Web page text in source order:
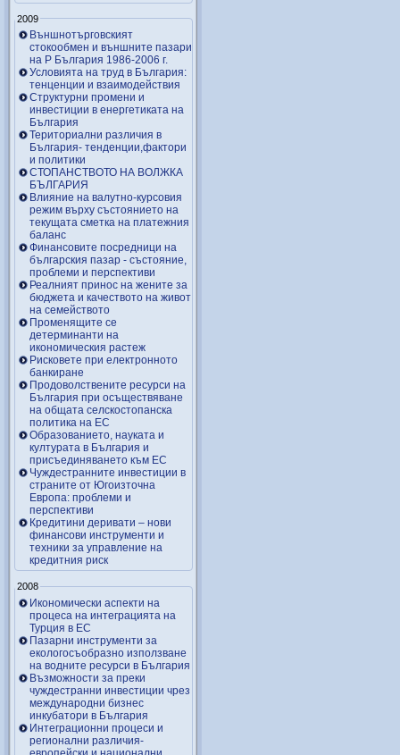
2009
Външнотърговският
стокообмен и външните пазари
на Р България 1986-2006 г.
Условията на труд в България:
тенценции и взаимодействия
Структурни промени и
инвестиции в енергетиката на
България
Териториални различия в
България- тенденции,фактори
и политики
СТОПАНСТВОТО НА ВОЛЖКА
БЪЛГАРИЯ
Влияние на валутно-курсовия
режим върху състоянието на
текущата сметка на платежния
баланс
Финансовите посредници на
българския пазар - състояние,
проблеми и перспективи
Реалният принос на жените за
бюджета и качеството на живот
на семейството
Променящите се
детерминанти на
икономическия растеж
Рисковете при електронното
банкиране
Продоволствените ресурси на
България при осъществяване
на общата селскостопанска
политика на ЕС
Образованието, науката и
културата в България и
присъединяването към ЕС
Чуждестранните инвестиции в
страните от Югоизточна
Европа: проблеми и
перспективи
Кредитини деривати – нови
финансови инструменти и
техники за управление на
кредитния риск
2008
Икономически аспекти на
процеса на интеграцията на
Турция в ЕС
Пазарни инструменти за
екологосъобразно използване
на водните ресурси в България
Възможности за преки
чуждестранни инвестиции чрез
международни бизнес
инкубатори в България
Интеграционни процеси и
регионални различия-